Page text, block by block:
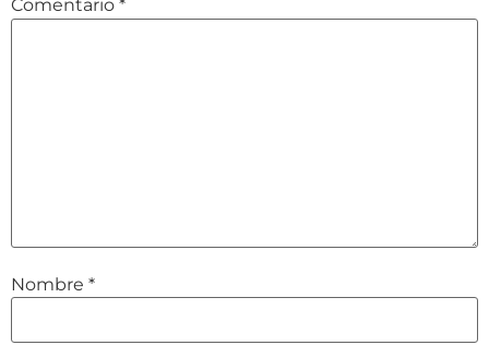
Comentario *
Nombre *